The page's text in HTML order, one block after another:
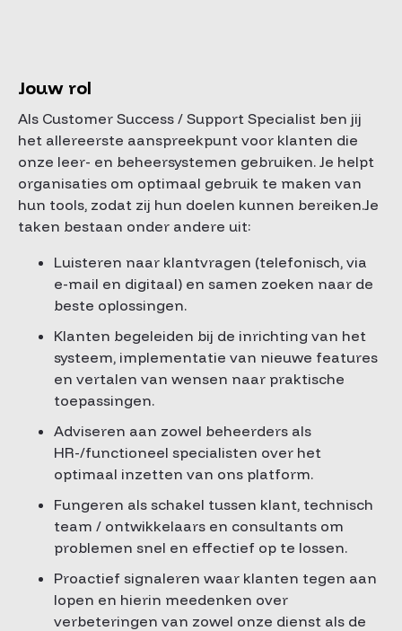
Jouw rol
Als Customer Success / Support Specialist ben jij
het allereerste aanspreekpunt voor klanten die
onze leer- en beheersystemen gebruiken. Je helpt
organisaties om optimaal gebruik te maken van
hun tools, zodat zij hun doelen kunnen bereiken.Je
taken bestaan onder andere uit:
Luisteren naar klantvragen (telefonisch, via
e-mail en digitaal) en samen zoeken naar de
beste oplossingen.
Klanten begeleiden bij de inrichting van het
systeem, implementatie van nieuwe features
en vertalen van wensen naar praktische
toepassingen.
Adviseren aan zowel beheerders als
HR-/functioneel specialisten over het
optimaal inzetten van ons platform.
Fungeren als schakel tussen klant, technisch
team / ontwikkelaars en consultants om
problemen snel en effectief op te lossen.
Proactief signaleren waar klanten tegen aan
lopen en hierin meedenken over
verbeteringen van zowel onze dienst als de